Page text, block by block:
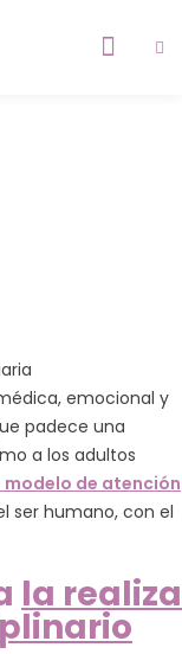
emocional y
padece una
a los adultos
modelo de atención
ser humano, con el
la realiza